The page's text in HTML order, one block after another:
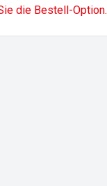
die Bestell-Option.